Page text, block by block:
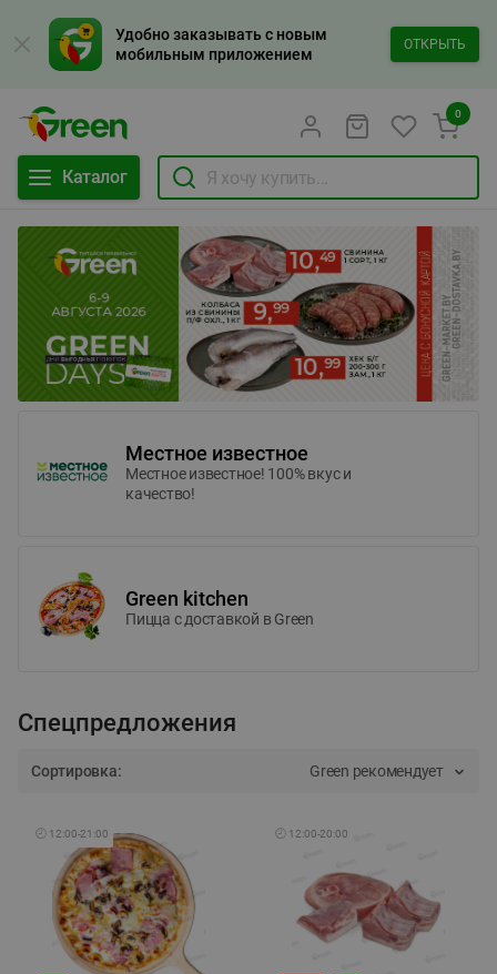
Удобно заказывать с новым
мобильным приложением
ОТКРЫТЬ
Каталог
0
Местное известное
Местное известное! 100% вкус и
качество!
Green kitchen
Пицца c доставкой в Green
Спецпредложения
Сортировка: Green рекомендует
🕘 12:00-21:00 🕘 12:00-20:00